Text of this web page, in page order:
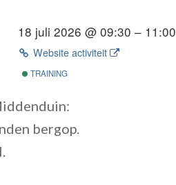
18 juli 2026 @ 09:30 – 11:00
Website activiteit
TRAINING
bergop.